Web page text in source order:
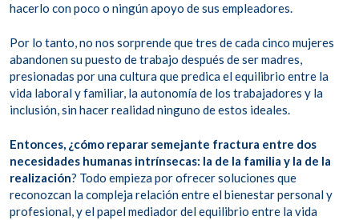
hacerlo con poco o ningún apoyo de sus empleadores.
Por lo tanto, no nos sorprende que tres de cada cinco mujeres
abandonen su puesto de trabajo después de ser madres,
presionadas por una cultura que predica el equilibrio entre la
vida laboral y familiar, la autonomía de los trabajadores y la
inclusión, sin hacer realidad ninguno de estos ideales.
Entonces, ¿cómo reparar semejante fractura entre dos
necesidades humanas intrínsecas: la de la familia y la de la
realización? Todo empieza por ofrecer soluciones que
reconozcan la compleja relación entre el bienestar personal y
profesional, y el papel mediador del equilibrio entre la vida